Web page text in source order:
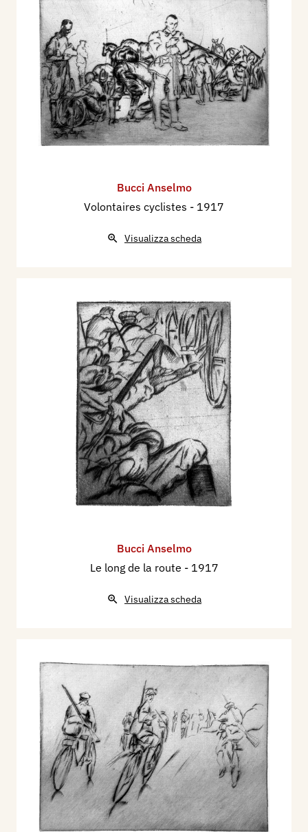
Bucci Anselmo
Volontaires cyclistes - 1917
Visualizza scheda
Bucci Anselmo
Le long de la route - 1917
Visualizza scheda